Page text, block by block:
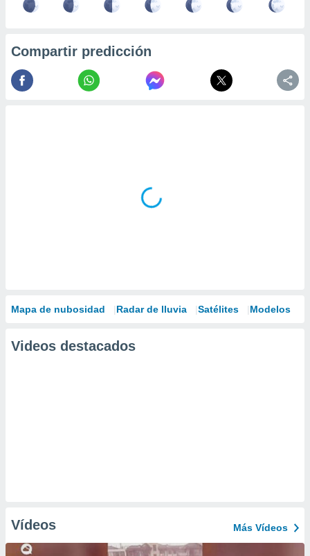
Compartir predicción
Mapa de nubosidad Radar de lluvia Satélites Modelos
Videos destacados
Vídeos Más Vídeos